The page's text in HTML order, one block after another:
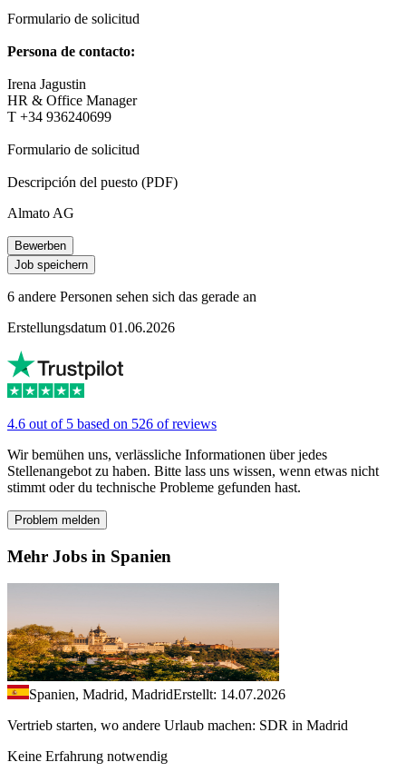
Formulario de solicitud
Persona de contacto:
Irena Jagustin
HR & Office Manager
T +34 936240699
Formulario de solicitud
Descripción del puesto (PDF)
Almato AG
Bewerben
Job speichern
6 andere Personen sehen sich das gerade an
Erstellungsdatum 01.06.2026
4.6 out of 5 based on 526 of reviews
Wir bemühen uns, verlässliche Informationen über jedes
Stellenangebot zu haben. Bitte lass uns wissen, wenn etwas nicht
stimmt oder du technische Probleme gefunden hast.
Problem melden
Mehr Jobs in Spanien
Spanien, Madrid, MadridErstellt: 14.07.2026
Vertrieb starten, wo andere Urlaub machen: SDR in Madrid
Keine Erfahrung notwendig